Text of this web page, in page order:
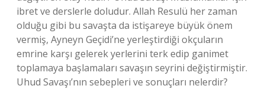
ibret ve derslerle doludur. Allah Resulü her zaman
olduğu gibi bu savaşta da istişareye büyük önem
vermiş, Ayneyn Geçidi’ne yerleştirdiği okçuların
emrine karşı gelerek yerlerini terk edip ganimet
toplamaya başlamaları savaşın seyrini değiştirmiştir.
Uhud Savaşı’nın sebepleri ve sonuçları nelerdir?